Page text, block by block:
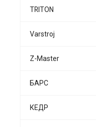
TRITON
Varstroj
Z-Master
БАРС
КЕДР